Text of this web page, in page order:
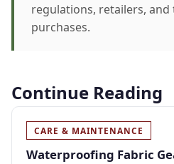
regulations, retailers,
purchases.
Continue Reading
CARE & MAINTENANCE
Waterproofing Fabric